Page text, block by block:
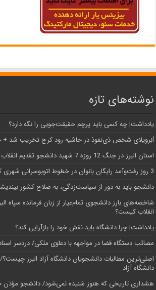
نوشته‌های تازه
یادداشت| ‌چه کسی باید پرچم حقیقت‌جویی را نگه دارد؟
اَبَر‌ویلای شخص ذی‌نفوذ در حاشیه‌ رود کرج تخریب شد +
استان البرز در جنگ 12 روزه 7 شهید دانشجو تقدیم انقلاب کرد
3 روز رفت‌وآمد رایگان بانوان در خطوط اتوبوسرانی شهری کرج
دانشجو باید به دور از سیاست‌زدگی، به صلاح کشور
شاخصه‌های بارز دانشجوی تمام‌عیار از زبان فرمانده سپاه
انقلاب کیست؟
یادداشت| چرا دانشگاه باید نقش خود را بازآرایی کند؟
مصائب دستگاه قضا در مواجهه با دعاوی ملکی/ دردسر
اصلی‌ترین مطالبات دانشجویان دانشگاه آزاد البرز
دانشگاه آز‌اد
هشداری تاریخی که هنوز شنیده نمی‌شود/ دانشجو مؤذن